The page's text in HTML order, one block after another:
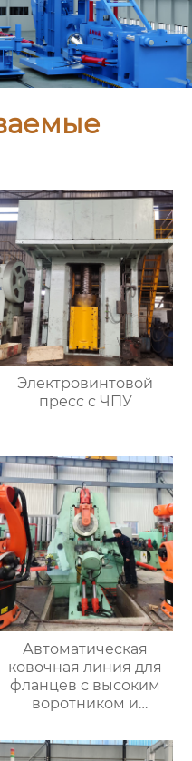
Электровинтовой
пресс с ЧПУ
Автоматическая
ковочная линия для
фланцев с высоким
воротником и